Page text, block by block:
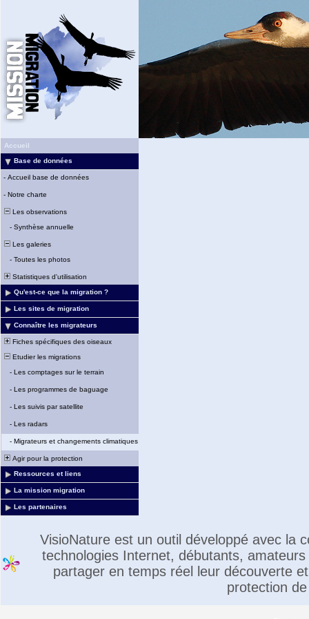
Accueil
Base de données
- Accueil base de données
- Notre charte
Les observations
- Synthèse annuelle
Les galeries
- Toutes les photos
Statistiques d'utilisation
Qu'est-ce que la migration ?
Les sites de migration
Connaître les migrateurs
Fiches spécifiques des oiseaux
Etudier les migrations
- Les comptages sur le terrain
- Les programmes de baguage
- Les suivis par satellite
- Les radars
- Migrateurs et changements climatiques
Agir pour la protection
Ressources et liens
La mission migration
Les partenaires
VisioNature est un outil développé avec la
technologies Internet, débutants,
partager en temps réel leur découverte
protection